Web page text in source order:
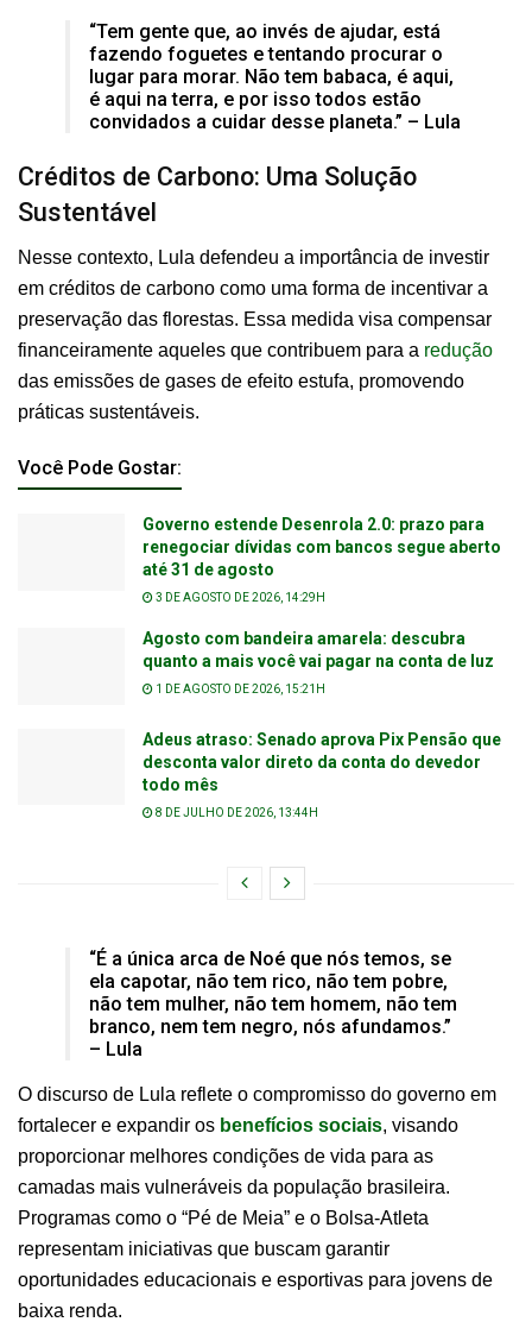
“Tem gente que, ao invés de ajudar, está
fazendo foguetes e tentando procurar o
lugar para morar. Não tem babaca, é aqui,
é aqui na terra, e por isso todos estão
convidados a cuidar desse planeta.” – Lula
Créditos de Carbono: Uma Solução
Sustentável
Nesse contexto, Lula defendeu a importância de investir
em créditos de carbono como uma forma de incentivar a
preservação das florestas. Essa medida visa compensar
financeiramente aqueles que contribuem para a redução
das emissões de gases de efeito estufa, promovendo
práticas sustentáveis.
Você Pode Gostar:
Governo estende Desenrola 2.0: prazo para
renegociar dívidas com bancos segue aberto
até 31 de agosto
3 DE AGOSTO DE 2026, 14:29H
Agosto com bandeira amarela: descubra
quanto a mais você vai pagar na conta de luz
1 DE AGOSTO DE 2026, 15:21H
Adeus atraso: Senado aprova Pix Pensão que
desconta valor direto da conta do devedor
todo mês
8 DE JULHO DE 2026, 13:44H
“É a única arca de Noé que nós temos, se
ela capotar, não tem rico, não tem pobre,
não tem mulher, não tem homem, não tem
branco, nem tem negro, nós afundamos.”
– Lula
O discurso de Lula reflete o compromisso do governo em
fortalecer e expandir os benefícios sociais, visando
proporcionar melhores condições de vida para as
camadas mais vulneráveis da população brasileira.
Programas como o “Pé de Meia” e o Bolsa-Atleta
representam iniciativas que buscam garantir
oportunidades educacionais e esportivas para jovens de
baixa renda.